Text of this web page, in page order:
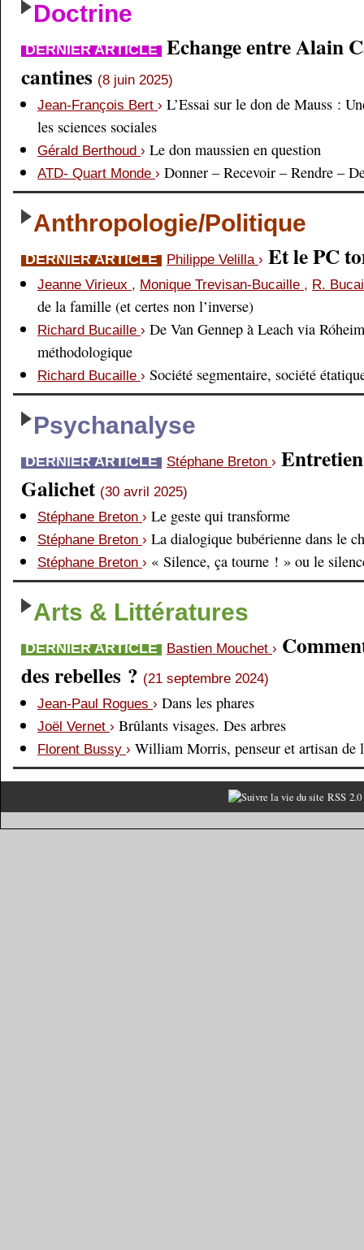
Doctrine
DERNIER ARTICLE Echange entre Alain
cantines (8 juin 2025)
Jean-François Bert › L’Essai sur le don de Mauss :
les sciences sociales
Gérald Berthoud › Le don maussien en question
ATD- Quart Monde › Donner – Recevoir – Rendre –
Anthropologie/Politique
DERNIER ARTICLE Philippe Velilla › Et le PC
Jeanne Virieux , Monique Trevisan-Bucaille , R.
de la famille (et certes non l’inverse)
Richard Bucaille › De Van Gennep à Leach via
méthodologique
Richard Bucaille › Société segmentaire, société
Psychanalyse
DERNIER ARTICLE Stéphane Breton ›
Galichet (30 avril 2025)
Stéphane Breton › Le geste qui transforme
Stéphane Breton › La dialogique bubérienne dans le
Stéphane Breton › « Silence, ça tourne ! » ou le
Arts & Littératures
DERNIER ARTICLE Bastien Mouchet ›
des rebelles ? (21 septembre 2024)
Jean-Paul Rogues › Dans les phares
Joël Vernet › Brûlants visages. Des arbres
Florent Bussy › William Morris, penseur et artisan de
RSS 2.0